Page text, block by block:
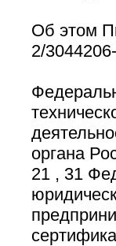
Об этом
2/
органа
21 , 31